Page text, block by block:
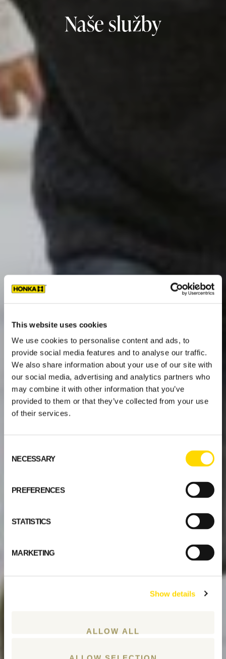
This website uses cookies
We use cookies to personalise content and ads, to
provide social media features and to analyse our traffic.
We also share information about your use of our site with
our social media, advertising and analytics partners who
may combine it with other information that you’ve
provided to them or that they’ve collected from your use
of their services.
Selection
NECESSARY
PREFERENCES
STATISTICS
MARKETING
Show details
ALLOW ALL
Naše služby